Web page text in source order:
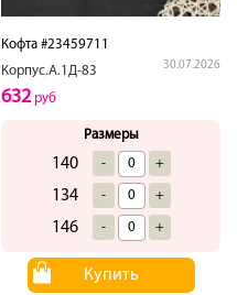
Кофта #23459711
Корпус.А.1Д-83
30.07.2026
632руб
Размеры
140 - +
134 - +
146 - +
Купить